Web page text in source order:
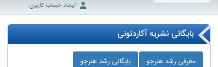
ایجاد حساب کاربری
بایگانی نشریه آکاردئونی
معرفی رشد هنرجو بایگانی رشد هنرجو